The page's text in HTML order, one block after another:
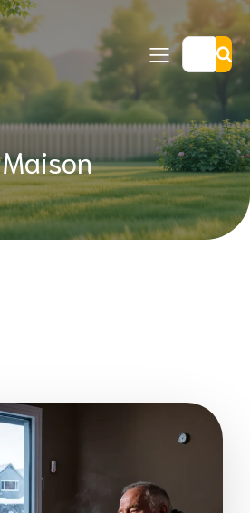
Maison